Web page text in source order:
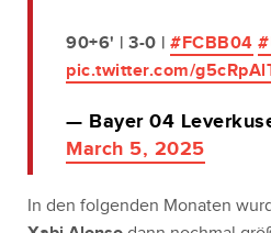
90+6' | 3-0 | #FCBB04
pic.twitter.com/
— Bayer 04
March 5, 2025
In den folgenden Monaten